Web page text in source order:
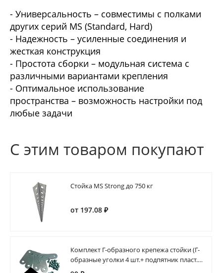
- Универсальность – совместимы с полками
других серий MS (Standard, Hard)
- Надежность – усиленные соединения и
жесткая конструкция
- Простота сборки – модульная система с
различными вариантами крепления
- Оптимальное использование
пространства – возможность настройки под
любые задачи
С этим товаром покупают
Стойка MS Strong до 750 кг
от 197.08 ₽
Комплект Г-образного крепежа стойки (Г-
образные уголки 4 шт.+ подпятник пласт.1
шт.) MS Strong